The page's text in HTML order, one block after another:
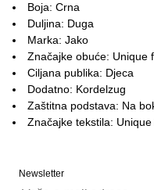
Boja: Crna
Duljina: Duga
Marka: Jako
Značajke obuće: Unique
Ciljana publika: Djeca
Dodatno: Kordelzug
Zaštitna podstava: Na
Značajke tekstila: Unique
Newsletter